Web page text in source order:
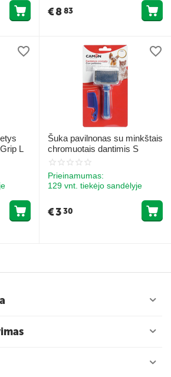
€883
L
Šuka pavilnonas su minkštais
chromuotais dantimis S
Prieinamumas:
129 vnt. tiekėjo sandėlyje
€330